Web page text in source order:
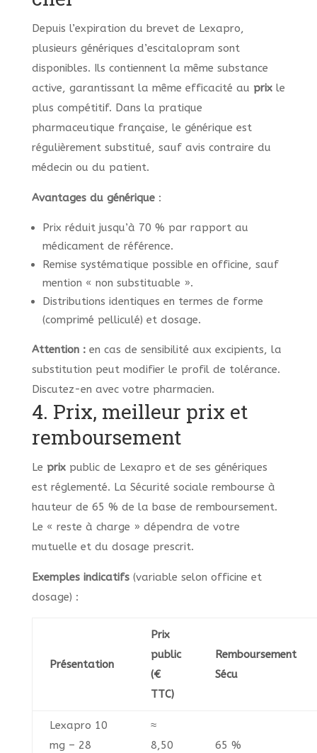
Depuis l’expiration du brevet de Lexapro,
plusieurs génériques d’escitalopram sont
disponibles. Ils contiennent la même substance
active, garantissant la même efficacité au prixle
plus compétitif. Dans la pratique
pharmaceutique française, le générique est
régulièrement substitué, sauf avis contraire du
médecin ou du patient.
Avantages du générique:
Prix réduit jusqu’à 70 % par rapport au
médicament de référence.
Remise systématique possible en officine, sauf
mention « non substituable ».
Distributions identiques en termes de forme
(comprimé pelliculé) et dosage.
Attention :en cas de sensibilité aux excipients, la
substitution peut modifier le profil de tolérance.
Discutez-en avec votre pharmacien.
4. Prix, meilleur prix et
remboursement
Le prixpublic de Lexapro et de ses génériques
est réglementé. La Sécurité sociale rembourse à
hauteur de 65 % de la base de remboursement.
Le « reste à charge » dépendra de votre
mutuelle et du dosage prescrit.
Exemples indicatifs(variable selon officine et
dosage) :
Présentation
Prix
public
(€
TTC)
Remboursement
Sécu
Lexapro 10
mg – 28
≈
8,50
65 %